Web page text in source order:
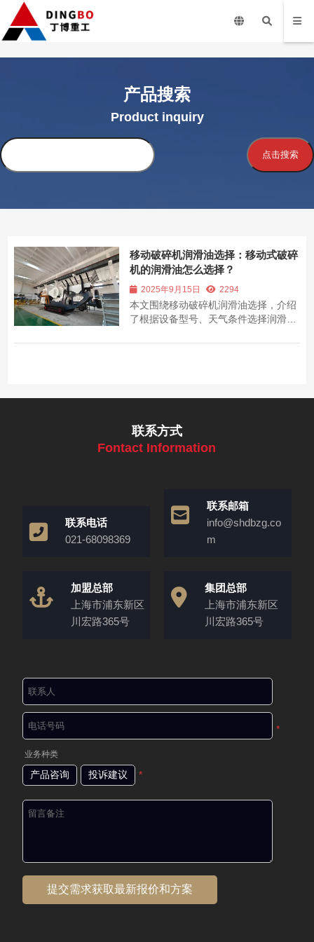
产品搜索
Product inquiry
点击搜索
移动破碎机润滑油选择：移动式破碎
机的润滑油怎么选择？
2025年9月15日 2294
本文围绕移动破碎机润滑油选择，介绍
了根据设备型号、天气条件选择润滑油
联系方式
Fontact Information
联系电话
021-68098369
联系邮箱
info@shdbzg.co
m
加盟总部
上海市浦东新区
川宏路365号
集团总部
上海市浦东新区
川宏路365号
*
业务种类
产品咨询 投诉建议 *